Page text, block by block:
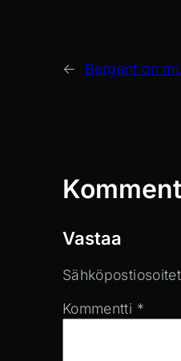
← Bergent on
Vastaa
Kommentti *